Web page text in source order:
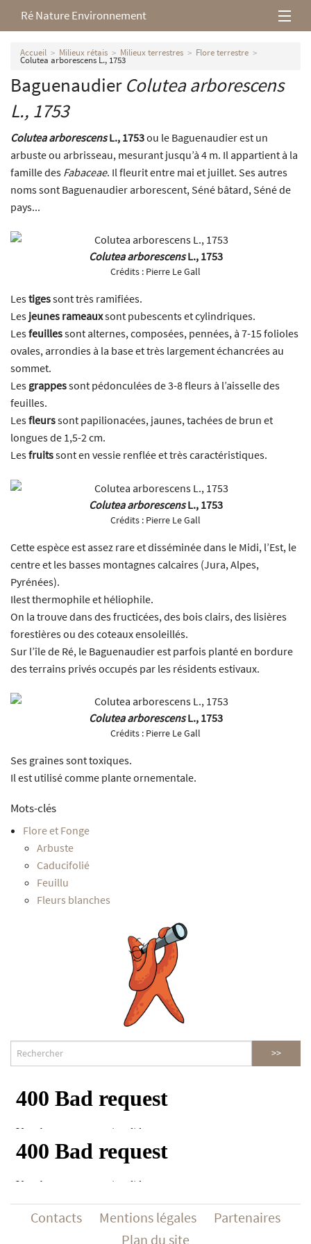
Ré Nature Environnement
L’association
Milieux rétais
Nos parutions
Accueil Milieux rétais Milieux terrestres Flore terrestre
Colutea arborescens L., 1753
Baguenaudier Colutea arborescens
L., 1753
Colutea arborescensL., 1753ou le Baguenaudier est un
arbuste ou arbrisseau, mesurant jusqu’à 4 m. Il appartient à la
famille des Fabaceae. Il fleurit entre mai et juillet. Ses autres
noms sont Baguenaudier arborescent, Séné bâtard, Séné de
pays...
Colutea arborescensL., 1753
Crédits : Pierre Le Gall
Lestigessont très ramifiées.
Les jeunes rameauxsont pubescents et cylindriques.
Lesfeuillessont alternes, composées, pennées, à 7-15 folioles
ovales, arrondies à la base et très largement échancrées au
sommet.
Les grappessont pédonculées de 3-8 fleurs à l’aisselle des
feuilles.
Lesfleurssont papilionacées, jaunes, tachées de brun et
longues de 1,5-2 cm.
Lesfruitssont en vessie renflée et très caractéristiques.
Colutea arborescensL., 1753
Crédits : Pierre Le Gall
Cette espèce est assez rare et disséminée dans le Midi, l’Est, le
centre et les basses montagnes calcaires (Jura, Alpes,
Pyrénées).
Ilest thermophile et héliophile.
On la trouve dans des fructicées, des bois clairs, des lisières
forestières ou des coteaux ensoleillés.
Sur l’île de Ré, le Baguenaudier est parfois planté en bordure
des terrains privés occupés par les résidents estivaux.
Colutea arborescensL., 1753
Crédits : Pierre Le Gall
Ses graines sont toxiques.
Il est utilisé comme plante ornementale.
Mots-clés
Flore et Fonge
Arbuste
Caducifolié
Feuillu
Fleurs blanches
Contacts Mentions légales
Partenaires
Plan du site